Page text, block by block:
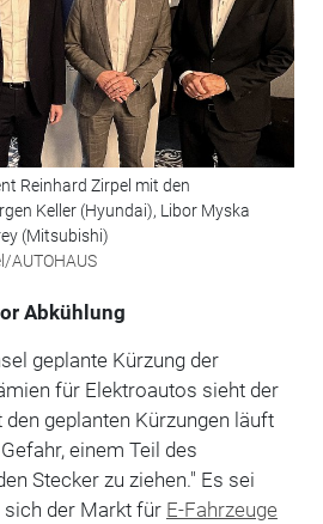
Reinhard Zirpel mit den
Keller (Hyundai), Libor Myska
(Mitsubishi)
AUTOHAUS
Abkühlung
geplante Kürzung der
für Elektroautos sieht der
den geplanten Kürzungen läuft
einem Teil des
Stecker zu ziehen." Es sei
sich der Markt für E-Fahrzeuge